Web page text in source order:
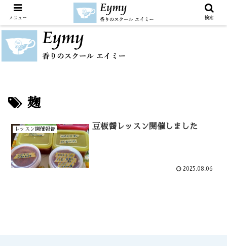
麹
レッスン開催報告 豆板醤レッスン開催しました
2025.08.06
メニュー 検索